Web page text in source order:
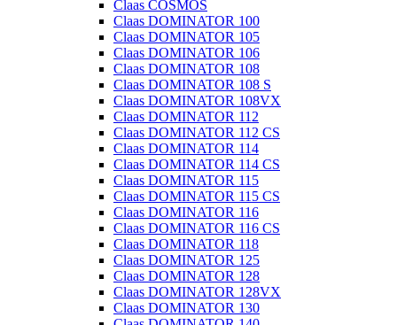
Claas COSMOS
Claas DOMINATOR 100
Claas DOMINATOR 105
Claas DOMINATOR 106
Claas DOMINATOR 108
Claas DOMINATOR 108 S
Claas DOMINATOR 108VX
Claas DOMINATOR 112
Claas DOMINATOR 112 CS
Claas DOMINATOR 114
Claas DOMINATOR 114 CS
Claas DOMINATOR 115
Claas DOMINATOR 115 CS
Claas DOMINATOR 116
Claas DOMINATOR 116 CS
Claas DOMINATOR 118
Claas DOMINATOR 125
Claas DOMINATOR 128
Claas DOMINATOR 128VX
Claas DOMINATOR 130